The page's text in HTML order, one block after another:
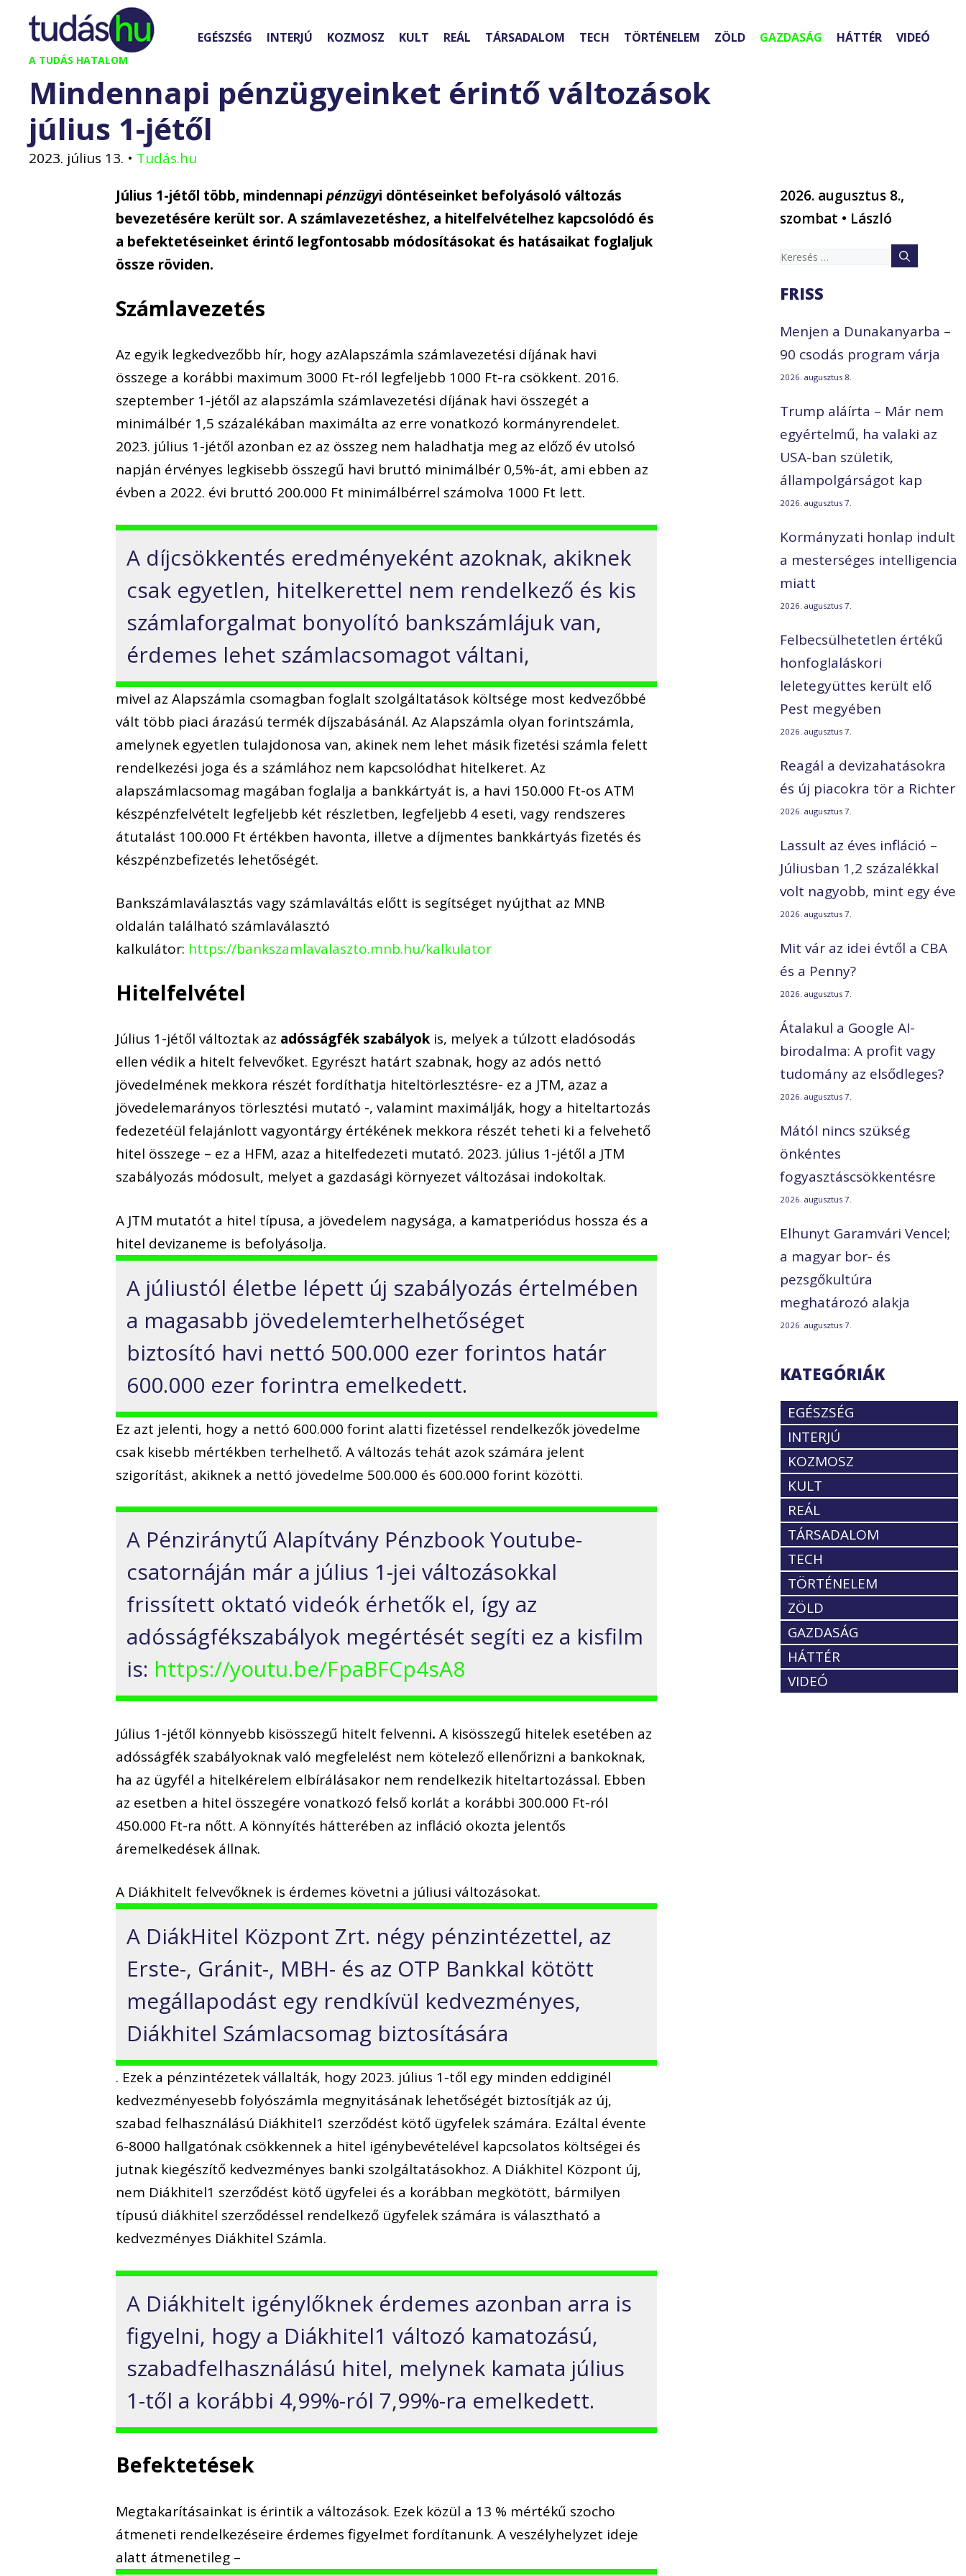
Kilépés
tartalomba
A TUDÁS HATALOM
EGÉSZSÉG INTERJÚ KOZMOSZ KULT REÁL TÁRSADALOM TECH TÖRTÉNELEM ZÖLD GAZDASÁG HÁTTÉR VIDEÓ
Mindennapi pénzügyeinket érintő változások
július 1-jétől
2023. július 13. • Tudás.hu
Július 1-jétől több, mindennapipénzügyi döntéseinket befolyásoló változás
bevezetésére került sor. A számlavezetéshez, a hitelfelvételhez kapcsolódó és
a befektetéseinket érintő legfontosabb módosításokat és hatásaikat foglaljuk
össze röviden.
Számlavezetés
Az egyik legkedvezőbb hír, hogy azAlapszámla számlavezetési díjának havi
összege a korábbi maximum 3000 Ft-ról legfeljebb 1000 Ft-ra csökkent. 2016.
szeptember 1-jétől az alapszámla számlavezetési díjának havi összegét a
minimálbér 1,5 százalékában maximálta az erre vonatkozó kormányrendelet.
2023. július 1-jétől azonban ez az összeg nem haladhatja meg az előző év utolsó
napján érvényes legkisebb összegű havi bruttó minimálbér 0,5%-át, ami ebben az
évben a 2022. évi bruttó 200.000 Ft minimálbérrel számolva 1000 Ft lett.
A díjcsökkentés eredményeként azoknak, akiknek
csak egyetlen, hitelkerettel nem rendelkező és kis
számlaforgalmat bonyolító bankszámlájuk van,
érdemes lehet számlacsomagot váltani,
mivel az Alapszámla csomagban foglalt szolgáltatások költsége most kedvezőbbé
vált több piaci árazású termék díjszabásánál. Az Alapszámla olyan forintszámla,
amelynek egyetlen tulajdonosa van, akinek nem lehet másik fizetési számla felett
rendelkezési joga és a számlához nem kapcsolódhat hitelkeret. Az
alapszámlacsomag magában foglalja a bankkártyát is, a havi 150.000 Ft-os ATM
készpénzfelvételt legfeljebb két részletben, legfeljebb 4 eseti, vagy rendszeres
átutalást 100.000 Ft értékben havonta, illetve a díjmentes bankkártyás fizetés és
készpénzbefizetés lehetőségét.
Bankszámlaválasztás vagy számlaváltás előtt is segítséget nyújthat az MNB
oldalán található számlaválasztó
kalkulátor: https://bankszamlavalaszto.mnb.hu/kalkulator
Hitelfelvétel
Július 1-jétől változtak az adósságfék szabályok is, melyek a túlzott eladósodás
ellen védik a hitelt felvevőket. Egyrészt határt szabnak, hogy az adós nettó
jövedelmének mekkora részét fordíthatja hiteltörlesztésre- ez a JTM, azaz a
jövedelemarányos törlesztési mutató -, valamint maximálják, hogy a hiteltartozás
fedezetéül felajánlott vagyontárgy értékének mekkora részét teheti ki a felvehető
hitel összege – ez a HFM, azaz a hitelfedezeti mutató. 2023. július 1-jétől a JTM
szabályozás módosult, melyet a gazdasági környezet változásai indokoltak.
A JTM mutatót a hitel típusa, a jövedelem nagysága, a kamatperiódus hossza és a
hitel devizaneme is befolyásolja.
A júliustól életbe lépett új szabályozás értelmében
a magasabb jövedelemterhelhetőséget
biztosító havi nettó 500.000 ezer forintos határ
600.000 ezer forintra emelkedett.
Ez azt jelenti, hogy a nettó 600.000 forint alatti fizetéssel rendelkezők jövedelme
csak kisebb mértékben terhelhető. A változás tehát azok számára jelent
szigorítást, akiknek a nettó jövedelme 500.000 és 600.000 forint közötti.
A Pénziránytű Alapítvány Pénzbook Youtube-
csatornáján már a július 1-jei változásokkal
frissített oktató videók érhetők el, így az
adósságfékszabályok megértését segíti ez a kisfilm
is: https://youtu.be/FpaBFCp4sA8
Július 1-jétől könnyebb kisösszegű hitelt felvenni. A kisösszegű hitelek esetében az
adósságfék szabályoknak való megfelelést nem kötelező ellenőrizni a bankoknak,
ha az ügyfél a hitelkérelem elbírálásakor nem rendelkezik hiteltartozással. Ebben
az esetben a hitel összegére vonatkozó felső korlát a korábbi 300.000 Ft-ról
450.000 Ft-ra nőtt. A könnyítés hátterében az infláció okozta jelentős
áremelkedések állnak.
A Diákhitelt felvevőknek is érdemes követni a júliusi változásokat.
A DiákHitel Központ Zrt. négy pénzintézettel, az
Erste-, Gránit-, MBH- és az OTP Bankkal kötött
megállapodást egy rendkívül kedvezményes,
Diákhitel Számlacsomag biztosítására
. Ezek a pénzintézetek vállalták, hogy 2023. július 1-től egy minden eddiginél
kedvezményesebb folyószámla megnyitásának lehetőségét biztosítják az új,
szabad felhasználású Diákhitel1 szerződést kötő ügyfelek számára. Ezáltal évente
6-8000 hallgatónak csökkennek a hitel igénybevételével kapcsolatos költségei és
jutnak kiegészítő kedvezményes banki szolgáltatásokhoz. A Diákhitel Központ új,
nem Diákhitel1 szerződést kötő ügyfelei és a korábban megkötött, bármilyen
típusú diákhitel szerződéssel rendelkező ügyfelek számára is választható a
kedvezményes Diákhitel Számla.
A Diákhitelt igénylőknek érdemes azonban arra is
figyelni, hogy a Diákhitel1 változó kamatozású,
szabadfelhasználású hitel, melynek kamata július
1-től a korábbi 4,99%-ról 7,99%-ra emelkedett.
Befektetések
Megtakarításainkat is érintik a változások. Ezek közül a 13 % mértékű szocho
átmeneti rendelkezéseire érdemes figyelmet fordítanunk. A veszélyhelyzet ideje
alatt átmenetileg –
2026. augusztus 8.,
szombat • László
Keresés:
FRISS
Menjen a Dunakanyarba –
90 csodás program várja
2026. augusztus 8.
Trump aláírta – Már nem
egyértelmű, ha valaki az
USA-ban születik,
állampolgárságot kap
2026. augusztus 7.
Kormányzati honlap indult
a mesterséges intelligencia
miatt
2026. augusztus 7.
Felbecsülhetetlen értékű
honfoglaláskori
leletegyüttes került elő
Pest megyében
2026. augusztus 7.
Reagál a devizahatásokra
és új piacokra tör a Richter
2026. augusztus 7.
Lassult az éves infláció –
Júliusban 1,2 százalékkal
volt nagyobb, mint egy éve
2026. augusztus 7.
Mit vár az idei évtől a CBA
és a Penny?
2026. augusztus 7.
Átalakul a Google AI-
birodalma: A profit vagy
tudomány az elsődleges?
2026. augusztus 7.
Mától nincs szükség
önkéntes
fogyasztáscsökkentésre
2026. augusztus 7.
Elhunyt Garamvári Vencel;
a magyar bor- és
pezsgőkultúra
meghatározó alakja
2026. augusztus 7.
KATEGÓRIÁK
EGÉSZSÉG
INTERJÚ
KOZMOSZ
KULT
REÁL
TÁRSADALOM
TECH
TÖRTÉNELEM
ZÖLD
GAZDASÁG
HÁTTÉR
VIDEÓ